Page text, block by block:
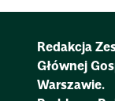
Redakcja
Głównej
Warszawie.